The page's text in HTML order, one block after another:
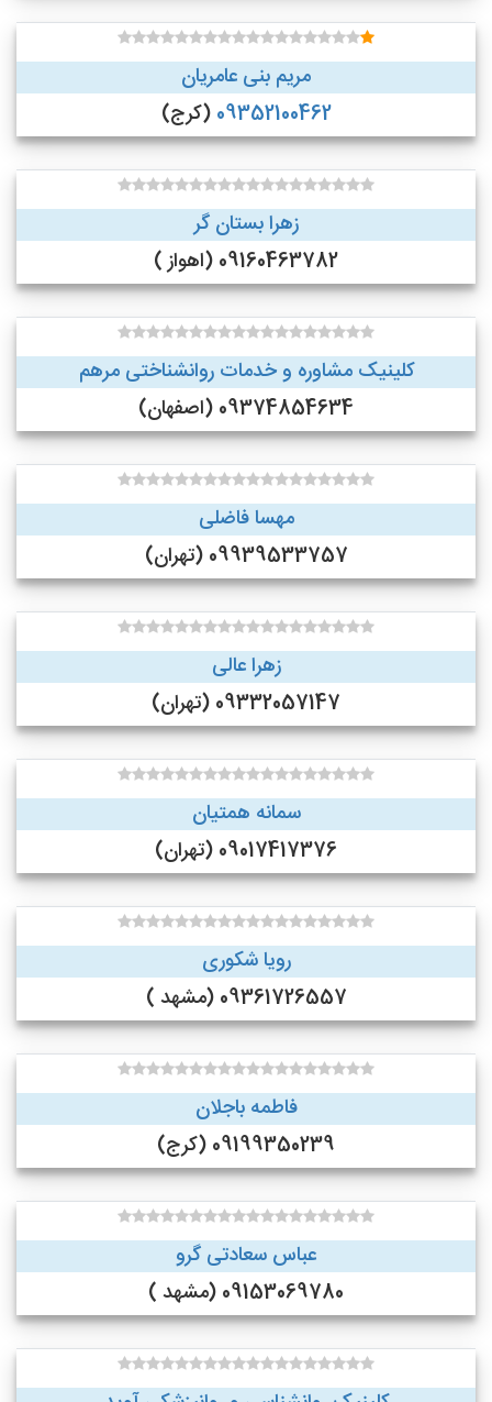
مریم بنی عامریان
09352100462 (کرج)
زهرا بستان گر
09160463782 (اهواز )
کلینیک مشاوره و خدمات روانشناختی مرهم
09374854634 (اصفهان)
مهسا فاضلی
09939533757 (تهران)
زهرا عالی
09332057147 (تهران)
سمانه همتیان
09017417376 (تهران)
رویا شکوری
09361726557 (مشهد )
فاطمه باجلان
09199350239 (کرج)
عباس سعادتی گرو
09153069780 (مشهد )